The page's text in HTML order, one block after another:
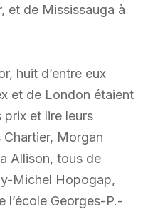
et de Mississauga à
huit d’entre eux
et de London étaient
et lire leurs
Morgan
Allison, tous de
Michel Hopogap,
l’école Georges-P.-